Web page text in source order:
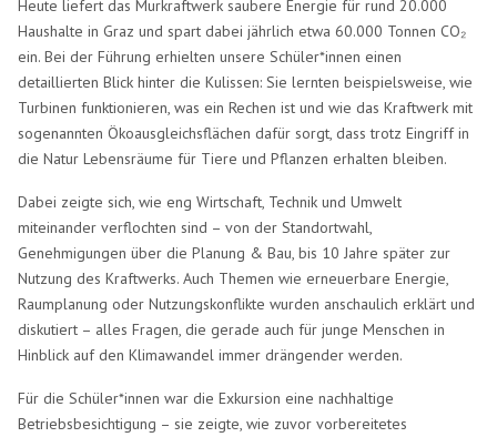
Heute liefert das Murkraftwerk saubere Energie für rund 20.000
Haushalte in Graz und spart dabei jährlich etwa 60.000 Tonnen CO₂
ein. Bei der Führung erhielten unsere Schüler*innen einen
detaillierten Blick hinter die Kulissen: Sie lernten beispielsweise, wie
Turbinen funktionieren, was ein Rechen ist und wie das Kraftwerk mit
sogenannten Ökoausgleichsflächen dafür sorgt, dass trotz Eingriff in
die Natur Lebensräume für Tiere und Pflanzen erhalten bleiben.
Dabei zeigte sich, wie eng Wirtschaft, Technik und Umwelt
miteinander verflochten sind – von der Standortwahl,
Genehmigungen über die Planung & Bau, bis 10 Jahre später zur
Nutzung des Kraftwerks. Auch Themen wie erneuerbare Energie,
Raumplanung oder Nutzungskonflikte wurden anschaulich erklärt und
diskutiert – alles Fragen, die gerade auch für junge Menschen in
Hinblick auf den Klimawandel immer drängender werden.
Für die Schüler*innen war die Exkursion eine nachhaltige
Betriebsbesichtigung – sie zeigte, wie zuvor vorbereitetes